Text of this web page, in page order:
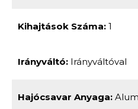
Kihajtások Száma: 1
Irányváltó: Irányváltóval
Hajócsavar Anyaga: